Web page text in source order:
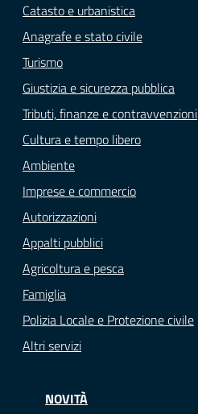
Catasto e urbanistica
Anagrafe e stato civile
Turismo
Giustizia e sicurezza pubblica
Tributi, finanze e contravvenzioni
Cultura e tempo libero
Ambiente
Imprese e commercio
Autorizzazioni
Appalti pubblici
Agricoltura e pesca
Famiglia
Polizia Locale e Protezione civile
Altri servizi
NOVITÀ